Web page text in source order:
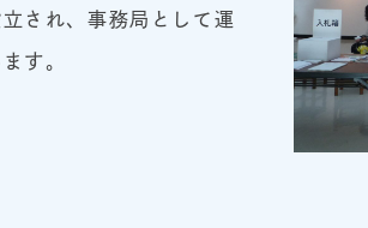
され、事務局として運
す。